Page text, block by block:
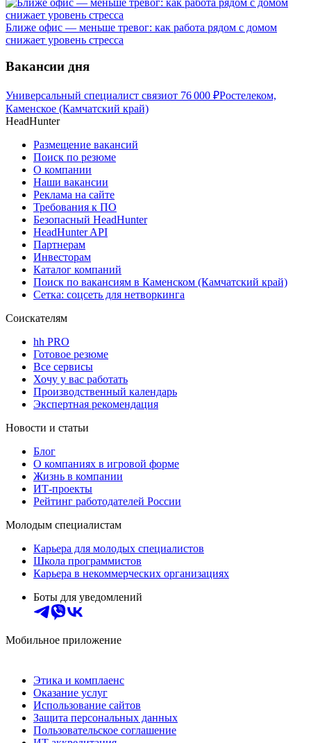
Ближе офис — меньше тревог: как работа рядом с домом
снижает уровень стресса
Вакансии дня
Универсальный специалист связиот 76 000 ₽Ростелеком,
Каменское (Камчатский край)
HeadHunter
Размещение вакансий
Поиск по резюме
О компании
Наши вакансии
Реклама на сайте
Требования к ПО
Безопасный HeadHunter
HeadHunter API
Партнерам
Инвесторам
Каталог компаний
Поиск по вакансиям в Каменском (Камчатский край)
Сетка: соцсеть для нетворкинга
Соискателям
hh PRO
Готовое резюме
Все сервисы
Хочу у вас работать
Производственный календарь
Экспертная рекомендация
Новости и статьи
Блог
О компаниях в игровой форме
Жизнь в компании
ИТ-проекты
Рейтинг работодателей России
Молодым специалистам
Карьера для молодых специалистов
Школа программистов
Карьера в некоммерческих организациях
Боты для уведомлений
Мобильное приложение
Этика и комплаенс
Оказание услуг
Использование сайтов
Защита персональных данных
Пользовательское соглашение